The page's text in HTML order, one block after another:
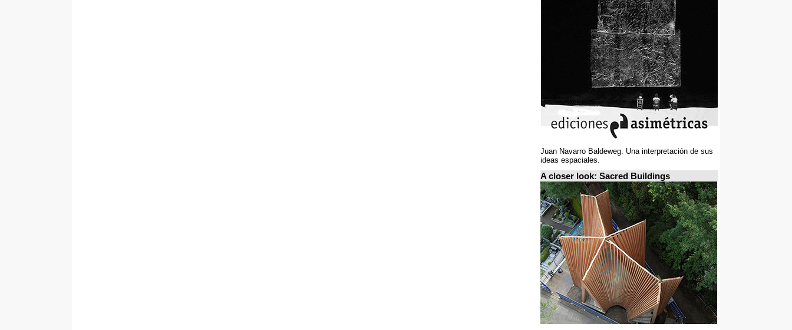
Juan Navarro Baldeweg. Una interpretación de sus
ideas espaciales.
A closer look: Sacred Buildings